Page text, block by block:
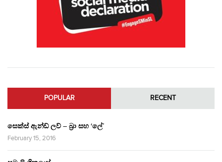
POPULAR RECENT
සෙක්ස් ඇන්ඩ් ලව් – බ්‍රා සහ ‘ලේ’
February 15, 2016